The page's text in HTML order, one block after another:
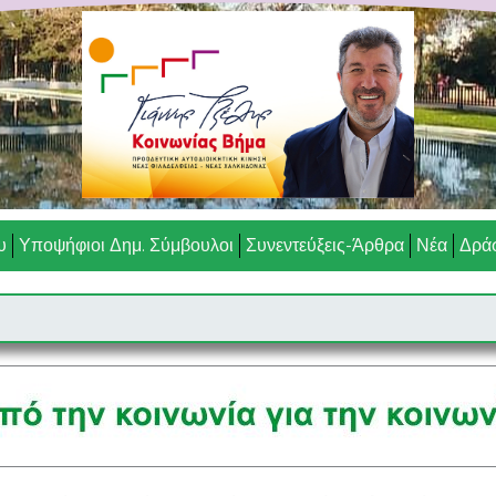
Υποψήφιοι Δημ. Σύμβουλοι Συνεντεύξεις-Άρθρα Νέα